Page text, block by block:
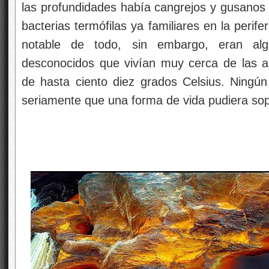
las profundidades había cangrejos y
bacterias termófilas ya familiares en la
notable de todo, sin embargo, eran
desconocidos que vivían muy cerca de las
de hasta ciento diez grados Celsius.
seriamente que una forma de vida pudiera